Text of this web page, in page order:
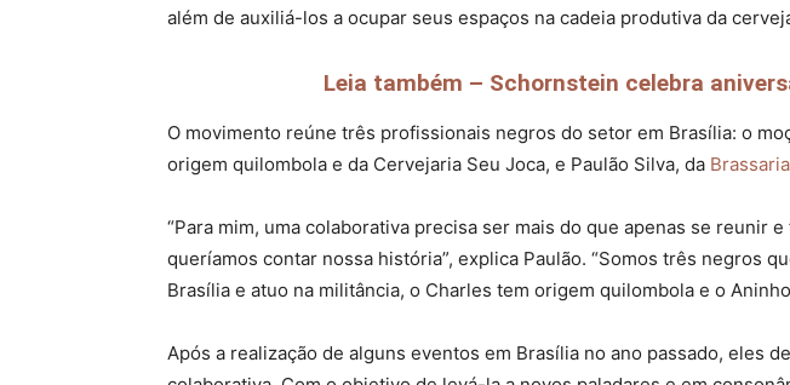
além de auxiliá-los a ocupar seus espaços na cadeia produtiva da
Leia também – Schornstein celebra
O movimento reúne três profissionais negros do setor em Brasília: o
origem quilombola e da Cervejaria Seu Joca, e Paulão Silva, da
“Para mim, uma colaborativa precisa ser mais do que apenas se
queríamos contar nossa história”, explica Paulão. “Somos três negros
Brasília e atuo na militância, o Charles tem origem quilombola e o
Após a realização de alguns eventos em Brasília no ano passado, eles